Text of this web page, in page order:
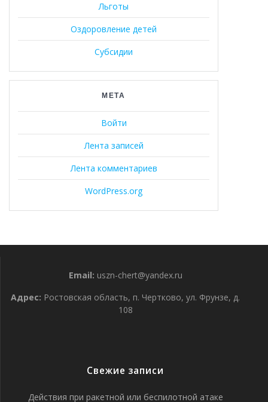
Льготы
Оздоровление детей
Субсидии
МЕТА
Войти
Лента записей
Лента комментариев
WordPress.org
Email: uszn-chert@yandex.ru
Адрес: Ростовская область, п. Чертково, ул. Фрунзе, д.
108
Свежие записи
Действия при ракетной или беспилотной атаке